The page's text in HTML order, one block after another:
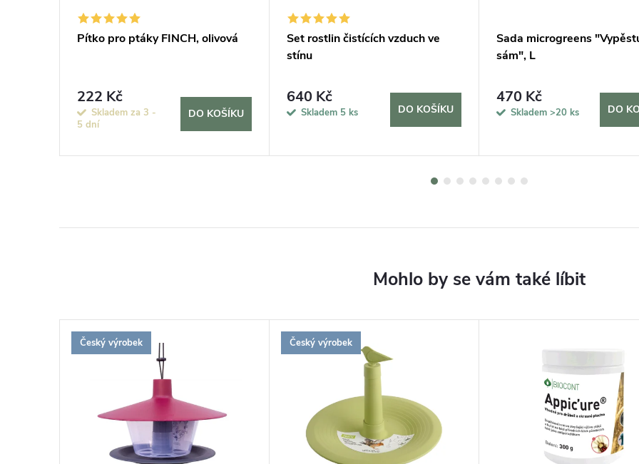
Pítko pro ptáky FINCH, olivová
222 Kč
Skladem za 3 -
5 dní
DO KOŠÍKU
Set rostlin čistících vzduch ve
stínu
640 Kč
Skladem 5 ks DO KOŠÍKU
Sada microgreens
sám", L
470 Kč
Skladem >20 ks DO
Český výrobek Český výrobek